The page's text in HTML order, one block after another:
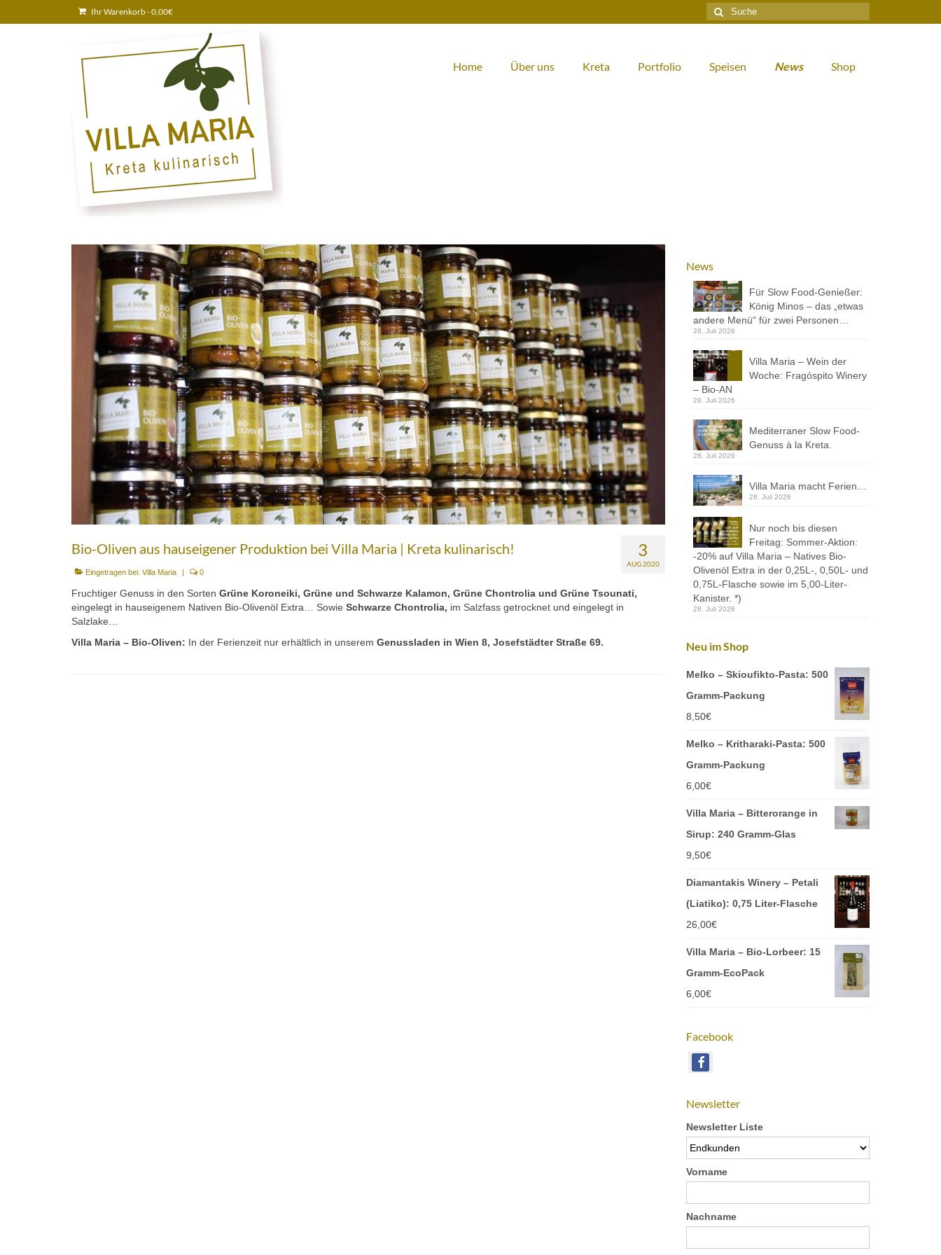
Ihr Warenkorb-0,00€
Suche
nach:
Home Über uns Kreta Portfolio Speisen News Shop
3
AUG 2020
Bio-Oliven aus hauseigener Produktion bei Villa Maria | Kreta kulinarisch!
Eingetragen bei: Villa Maria | 0
Fruchtiger Genuss in den Sorten Grüne Koroneiki, Grüne und Schwarze Kalamon, Grüne Chontrolia und Grüne Tsounati,
eingelegt in hauseigenem Nativen Bio-Olivenöl Extra… Sowie Schwarze Chontrolia, im Salzfass getrocknet und eingelegt in
Salzlake…
Villa Maria – Bio-Oliven: In der Ferienzeit nur erhältlich in unserem Genussladen in Wien 8, Josefstädter Straße 69.
News
Für Slow Food-Genießer:
König Minos – das „etwas
andere Menü“ für zwei Personen…
28. Juli 2026
Villa Maria – Wein der
Woche: Fragóspito Winery
– Bio-AN
28. Juli 2026
Mediterraner Slow Food-
Genuss à la Kreta.
28. Juli 2026
Villa Maria macht Ferien…
28. Juli 2026
Nur noch bis diesen
Freitag: Sommer-Aktion:
-20% auf Villa Maria – Natives Bio-
Olivenöl Extra in der 0,25L-, 0,50L- und
0,75L-Flasche sowie im 5,00-Liter-
Kanister. *)
28. Juli 2026
Neu im Shop
Melko – Skioufikto-Pasta: 500
Gramm-Packung
8,50€
Melko – Kritharaki-Pasta: 500
Gramm-Packung
6,00€
Villa Maria – Bitterorange in
Sirup: 240 Gramm-Glas
9,50€
Diamantakis Winery – Petali
(Liatiko): 0,75 Liter-Flasche
26,00€
Villa Maria – Bio-Lorbeer: 15
Gramm-EcoPack
6,00€
Facebook
Newsletter
Newsletter Liste
Vorname
Nachname